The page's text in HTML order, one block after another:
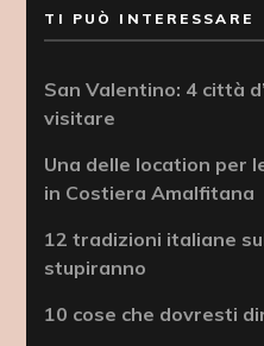
TI PUÒ INTERESSARE
San Valentino: 4 città
visitare
Una delle location per
in Costiera Amalfitana
12 tradizioni italiane
stupiranno
10 cose che dovresti